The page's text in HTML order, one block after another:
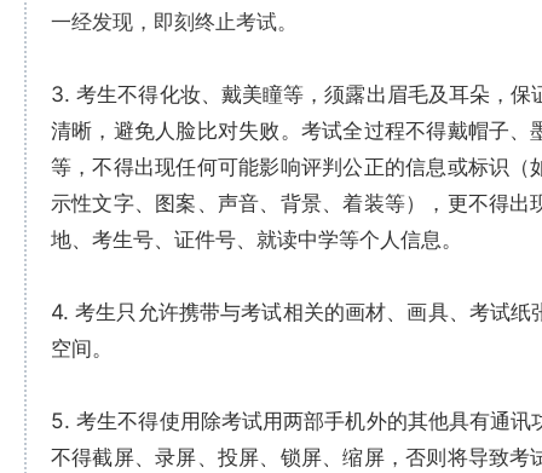
一经发现，即刻终止考试。
3. 考生不得化妆、戴美瞳等，须露出眉毛及耳朵，保
清晰，避免人脸比对失败。考试全过程不得戴帽子、
等，不得出现任何可能影响评判公正的信息或标识（
示性文字、图案、声音、背景、着装等），更不得出
地、考生号、证件号、就读中学等个人信息。
4. 考生只允许携带与考试相关的画材、画具、考试纸
空间。
5. 考生不得使用除考试用两部手机外的其他具有通讯
不得截屏、录屏、投屏、锁屏、缩屏，否则将导致考